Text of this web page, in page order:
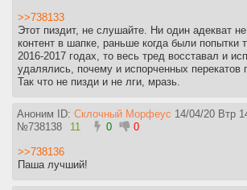
>>738133
Этот пиздит, не слушайте. Ни один адекват не
контент в шапке, раньше когда были попытки
2016-2017 годах, то весь тред восставал и
удалялись, почему и испорченных перекатов
Так что не пизди и не лги, мразь.
Аноним ID: Склочный Морфеус 14/04/20 Втр
№738138 11 0 0
>>738136
Паша лучший!